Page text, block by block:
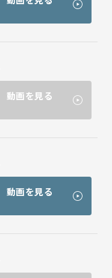
動画を見る
動画を見る